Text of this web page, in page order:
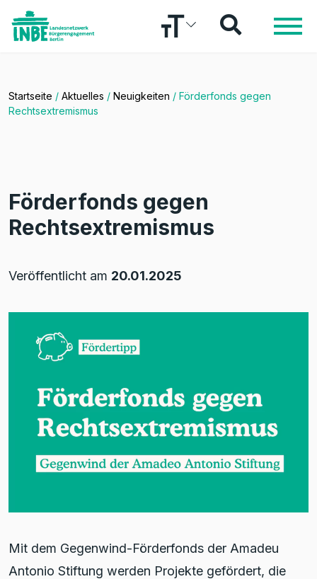
Startseite / Aktuelles / Neuigkeiten / Förderfonds gegen
Rechtsextremismus
Förderfonds gegen
Rechtsextremismus
Veröffentlicht am 20.01.2025
Mit dem Gegenwind-Förderfonds der Amadeu
Antonio Stiftung werden Projekte gefördert, die